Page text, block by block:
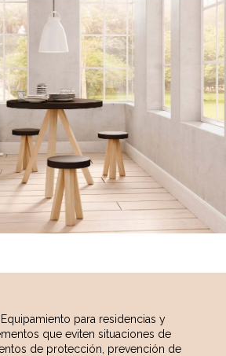
Equipamiento para residencias y
que eviten situaciones de
de protección, prevención de